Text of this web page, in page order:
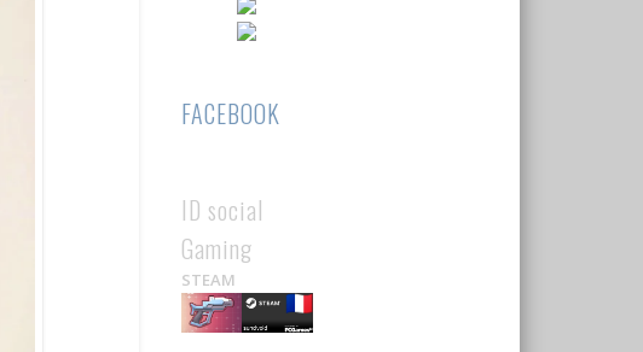
FACEBOOK
ID social
Gaming
STEAM